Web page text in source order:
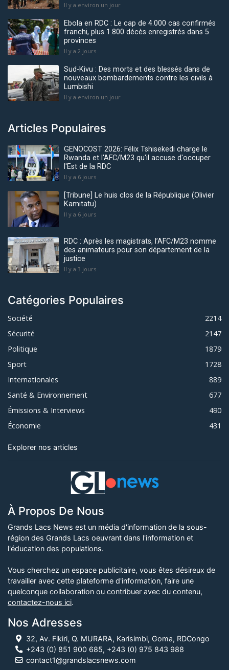
Il y a environ un jour
Ebola en RDC : Le cap de 4.000 cas confirmés
franchi, plus 1.800 décès enregistrés dans 5
provinces
Il y a 2 jours
Sud-Kivu : Des morts et des blessés dans de
nouveaux bombardements contre les civils à
Lumbishi
Il y a environ un jour
Articles Populaires
GENOCOST 2026: Félix Tshisekedi charge le
Rwanda et l'AFC/M23 qu'il accuse d'occuper
l'Est de la RDC
Il y a 6 jours
[Tribune] Le huis clos de la République (Olivier
Kamitatu)
Il y a 6 jours
RDC : Après les magistrats, l’AFC/M23 nomme
des animateurs pour son département de la
justice
Il y a 3 jours
Catégories Populaires
Société
2214
Sécurité
2147
Politique
1879
Sport
1728
Internationales
889
Santé & Environnement
677
Émissions & Interviews
490
Économie
431
Explorer nos articles
À Propos De Nous
Grands Lacs News est un média d'information de la sous-
région des Grands Lacs oeuvrant dans l'information et
l'éducation des populations.
Vous cherchez un espace publicitaire, vous êtes désireux de
travailler avec cette plateforme d'information, faire une
quelconque collaboration ou contribuer avec du contenu,
contactez-nous ici.
Nos Adresses
32, Av. Fikiri, Q. MURARA, Karisimbi, Goma, RDCongo
+243 (0) 851 900 685, +243 (0) 975 843 988
contact1@grandslacsnews.com